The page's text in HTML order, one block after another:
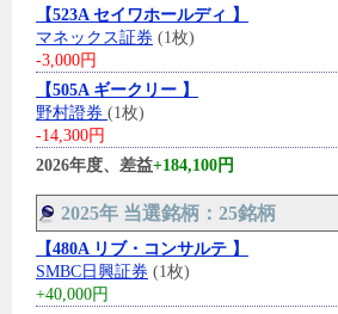
【523A セイワホールディ 】
マネックス証券 (1枚)
-3,000円
【505A ギークリー 】
野村證券 (1枚)
-14,300円
2026年度、差益+184,100円
2025年 当選銘柄：25銘柄
【480A リブ・コンサルテ 】
SMBC日興証券 (1枚)
+40,000円